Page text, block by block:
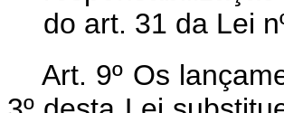
do art. 31 da Lei
Art. 9º Os